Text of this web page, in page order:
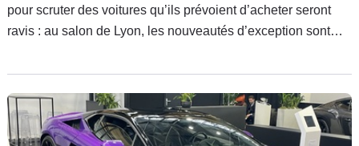
pour scruter des voitures qu’ils prévoient d’acheter seront
ravis : au salon de Lyon, les nouveautés d’exception sont